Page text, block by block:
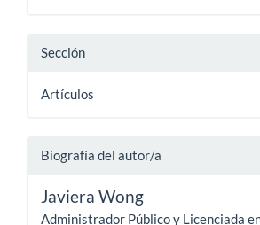
Sección
Artículos
Biografía del autor/a
Javiera Wong
Administrador Público y Licenciada